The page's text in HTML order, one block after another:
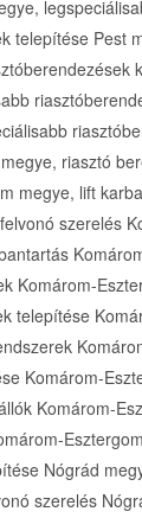
telepítése Pest
riasztó
megye, lift
szerelés
Komárom-
telepítése
Komárom-
Komárom-
Nógrád
szerelés